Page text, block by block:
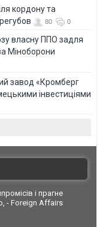
кордону та
80 0
власну ППО задля
Міноборони
завод «Кромберг
інвестиціями
і прагне
- Foreign Affairs